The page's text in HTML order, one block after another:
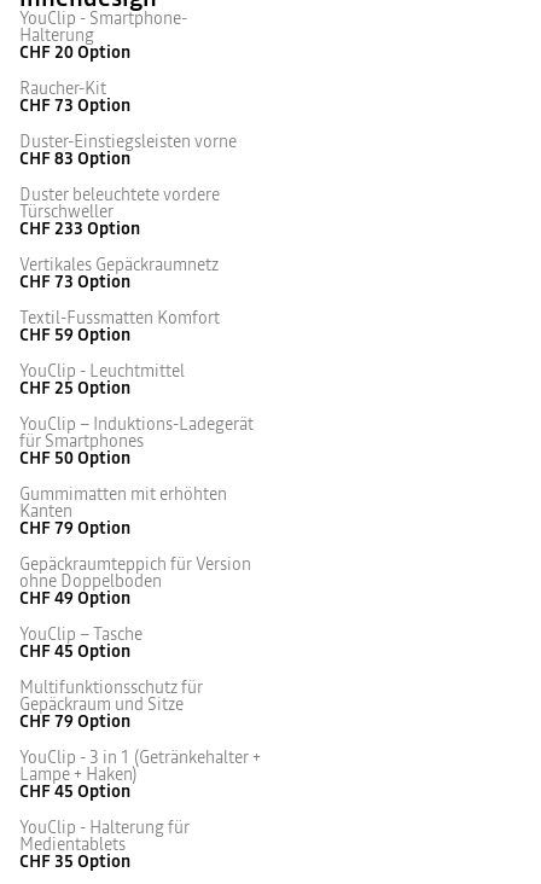
YouClip - Smartphone-
Halterung
CHF 20Option
Raucher-Kit
CHF 73 Option
Duster-Einstiegsleisten vorne
CHF 83 Option
Duster beleuchtete vordere
Türschweller
CHF 233 Option
Vertikales Gepäckraumnetz
CHF 73 Option
Textil-Fussmatten Komfort
CHF 59Option
YouClip - Leuchtmittel
CHF 25 Option
YouClip – Induktions-Ladegerät
für Smartphones
CHF 50Option
Gummimatten mit erhöhten
Kanten
CHF 79Option
Gepäckraumteppich für Version
ohne Doppelboden
CHF 49Option
YouClip – Tasche
CHF 45 Option
Multifunktionsschutz für
Gepäckraum und Sitze
CHF 79Option
YouClip - 3 in 1 (Getränkehalter +
Lampe + Haken)
CHF 45 Option
YouClip - Halterung für
Medientablets
CHF 35 Option